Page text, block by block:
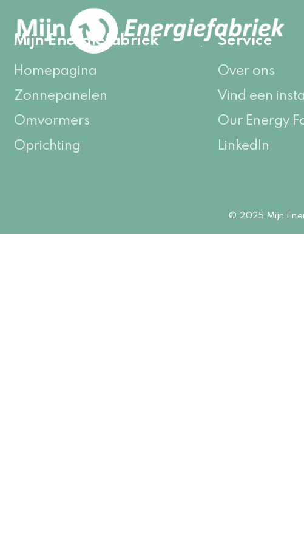
Mijn Energiefabriek
Homepagina
Zonnepanelen
Omvormers
Oprichting
Service
Over ons
Vind een
Our Energy
LinkedIn
© 2025 Mijn